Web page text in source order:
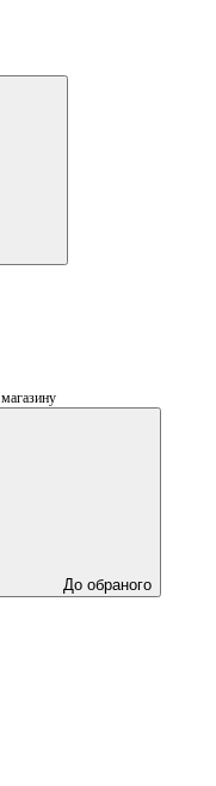
магазину
До обраного